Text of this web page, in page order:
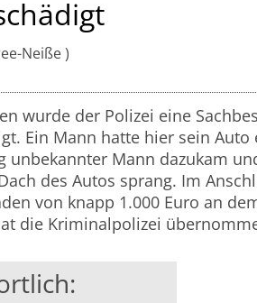
Neiße
wurde der Polizei eine
Ein Mann hatte hier sein
unbekannter Mann dazukam
des Autos sprang. Im
von knapp 1.000 Euro an
die Kriminalpolizei